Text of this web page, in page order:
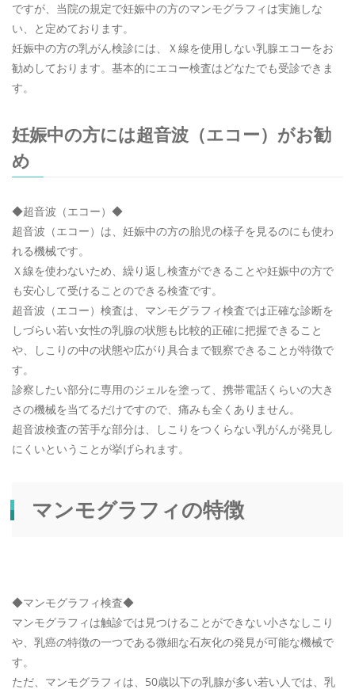
ですが、当院の規定で妊娠中の方のマンモグラフィは実施しな
い、と定めております。
妊娠中の方の乳がん検診には、Ｘ線を使用しない乳腺エコーをお
勧めしております。基本的にエコー検査はどなたでも受診できま
す。
妊娠中の方には超音波（エコー）がお勧
め
◆超音波（エコー）◆
超音波（エコー）は、妊娠中の方の胎児の様子を見るのにも使わ
れる機械です。
Ｘ線を使わないため、繰り返し検査ができることや妊娠中の方で
も安心して受けることのできる検査です。
超音波（エコー）検査は、マンモグラフィ検査では正確な診断を
しづらい若い女性の乳腺の状態も比較的正確に把握できること
や、しこりの中の状態や広がり具合まで観察できることが特徴で
す。
診察したい部分に専用のジェルを塗って、携帯電話くらいの大き
さの機械を当てるだけですので、痛みも全くありません。
超音波検査の苦手な部分は、しこりをつくらない乳がんが発見し
にくいということが挙げられます。
マンモグラフィの特徴
◆マンモグラフィ検査◆
マンモグラフィは触診では見つけることができない小さなしこり
や、乳癌の特徴の一つである微細な石灰化の発見が可能な機械で
す。
ただ、マンモグラフィは、50歳以下の乳腺が多い若い人では、乳